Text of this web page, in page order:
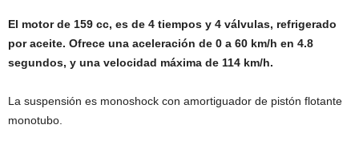
El motor de 159 cc, es de 4 tiempos y 4 válvulas, refrigerado
por aceite. Ofrece una aceleración de 0 a 60 km/h en 4.8
segundos, y una velocidad máxima de 114 km/h.
La suspensión es monoshock con amortiguador de pistón flotante
monotubo.